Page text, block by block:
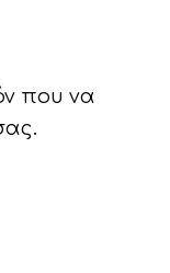
που να